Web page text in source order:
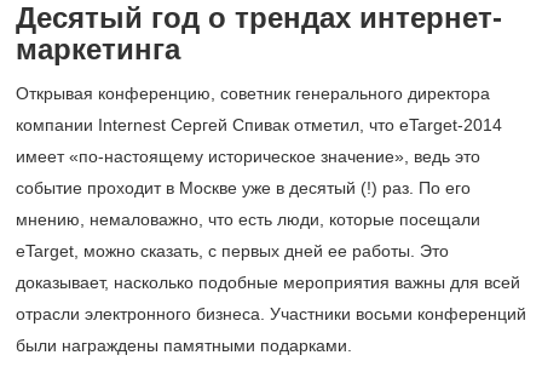
Десятый год о трендах интернет-
маркетинга
Открывая конференцию, советник генерального директора
компании Internest Сергей Спивак отметил, что eTarget-2014
имеет «по-настоящему историческое значение», ведь это
событие проходит в Москве уже в десятый (!) раз. По его
мнению, немаловажно, что есть люди, которые посещали
eTarget, можно сказать, с первых дней ее работы. Это
доказывает, насколько подобные мероприятия важны для всей
отрасли электронного бизнеса. Участники восьми конференций
были награждены памятными подарками.